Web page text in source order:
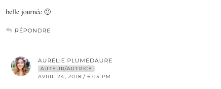
belle journée 🙂
RÉPONDRE
AURÉLIE PLUMEDAURE
AUTEUR/AUTRICE
AVRIL 24, 2018 / 6:03 PM